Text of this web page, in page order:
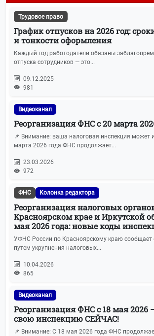
Трудовое право
График отпусков на 2026 год:
и тонкости оформления
Каждый год работодатели обязаны
отпуска сотрудников — это...
09.12.2025
981
Видеоканал
Реорганизация ФНС с 20 марта
📌 Внимание: ваша налоговая инспекция может
марта 2026 года ФНС продолжает...
23.03.2026
972
ФНС Колонка редактора
Реорганизация налоговых
Красноярском крае и Иркутской
мая 2026 года: новые коды
УФНС России по Красноярскому краю сообщает
путем укрупнения налоговых...
10.04.2026
865
Видеоканал
Реорганизация ФНС с 18 мая 2026
свою инспекцию СЕЙЧАС!
📌 Внимание: С 18 мая 2026 года ФНС